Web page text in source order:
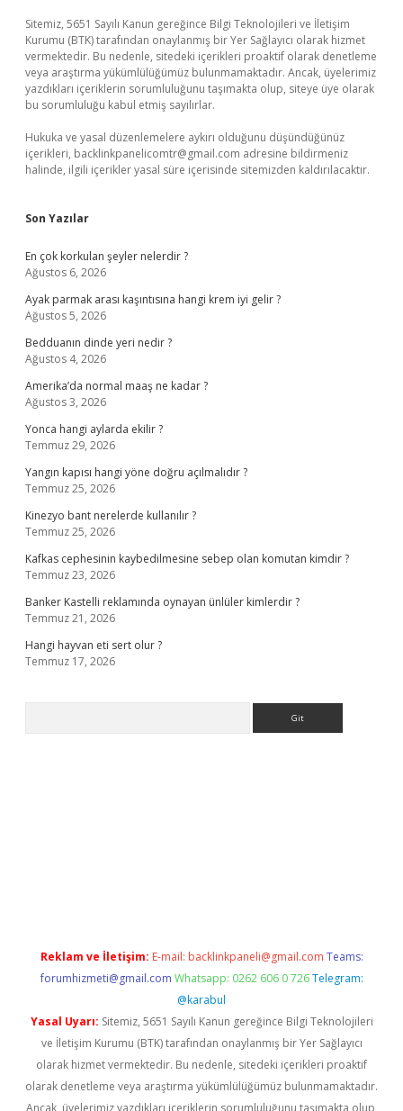
Sitemiz, 5651 Sayılı Kanun gereğince Bilgi Teknolojileri ve İletişim
Kurumu (BTK) tarafından onaylanmış bir Yer Sağlayıcı olarak hizmet
vermektedir. Bu nedenle, sitedeki içerikleri proaktif olarak denetleme
veya araştırma yükümlülüğümüz bulunmamaktadır. Ancak, üyelerimiz
yazdıkları içeriklerin sorumluluğunu taşımakta olup, siteye üye olarak
bu sorumluluğu kabul etmiş sayılırlar.
Hukuka ve yasal düzenlemelere aykırı olduğunu düşündüğünüz
içerikleri, backlinkpanelicomtr@gmail.com adresine bildirmeniz
halinde, ilgili içerikler yasal süre içerisinde sitemizden kaldırılacaktır.
Son Yazılar
En çok korkulan şeyler nelerdir ?
Ağustos 6, 2026
Ayak parmak arası kaşıntısına hangi krem iyi gelir ?
Ağustos 5, 2026
Bedduanın dinde yeri nedir ?
Ağustos 4, 2026
Amerika’da normal maaş ne kadar ?
Ağustos 3, 2026
Yonca hangi aylarda ekilir ?
Temmuz 29, 2026
Yangın kapısı hangi yöne doğru açılmalıdır ?
Temmuz 25, 2026
Kinezyo bant nerelerde kullanılır ?
Temmuz 25, 2026
Kafkas cephesinin kaybedilmesine sebep olan komutan kimdir ?
Temmuz 23, 2026
Banker Kastelli reklamında oynayan ünlüler kimlerdir ?
Temmuz 21, 2026
Hangi hayvan eti sert olur ?
Temmuz 17, 2026
Reklam ve İletişim: E-mail: backlinkpaneli@gmail.com Teams:
forumhizmeti@gmail.com Whatsapp: 0262 606 0 726 Telegram:
@karabul
Yasal Uyarı: Sitemiz, 5651 Sayılı Kanun gereğince Bilgi Teknolojileri
ve İletişim Kurumu (BTK) tarafından onaylanmış bir Yer Sağlayıcı
olarak hizmet vermektedir. Bu nedenle, sitedeki içerikleri proaktif
olarak denetleme veya araştırma yükümlülüğümüz bulunmamaktadır.
Ancak, üyelerimiz yazdıkları içeriklerin sorumluluğunu taşımakta olup,